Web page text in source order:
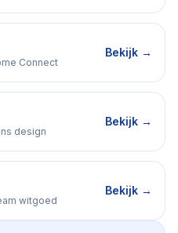
Connect
Bekijk →
design
Bekijk →
witgoed
Bekijk →